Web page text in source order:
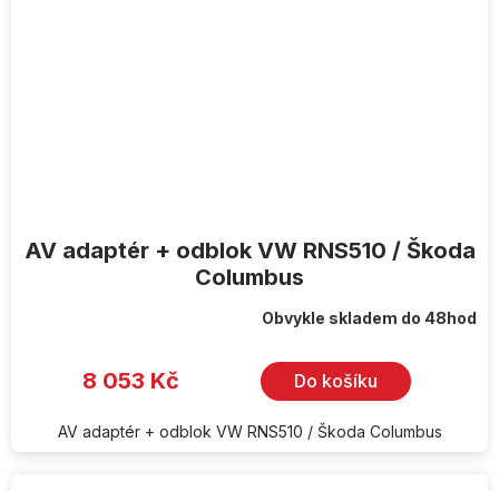
AV adaptér + odblok VW RNS510 / Škoda
Columbus
Obvykle skladem do 48hod
8 053 Kč Do košíku
AV adaptér + odblok VW RNS510 / Škoda Columbus